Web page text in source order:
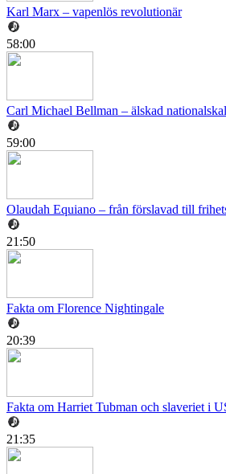
Karl Marx – vapenlös revolutionär
58:00
Carl Michael Bellman – älskad
59:00
Olaudah Equiano – från förslavad till
21:50
Fakta om Florence Nightingale
20:39
Fakta om Harriet Tubman och slaveriet i
21:35